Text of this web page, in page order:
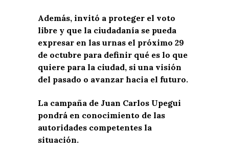
Además, invitó a proteger el voto
libre y que la ciudadanía se pueda
expresar en las urnas el próximo 29
de octubre para definir qué es lo que
quiere para la ciudad, si una visión
del pasado o avanzar hacia el futuro.
La campaña de Juan Carlos Upegui
pondrá en conocimiento de las
autoridades competentes la
situación.